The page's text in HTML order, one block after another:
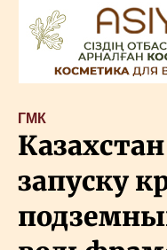
ГМК
запуску